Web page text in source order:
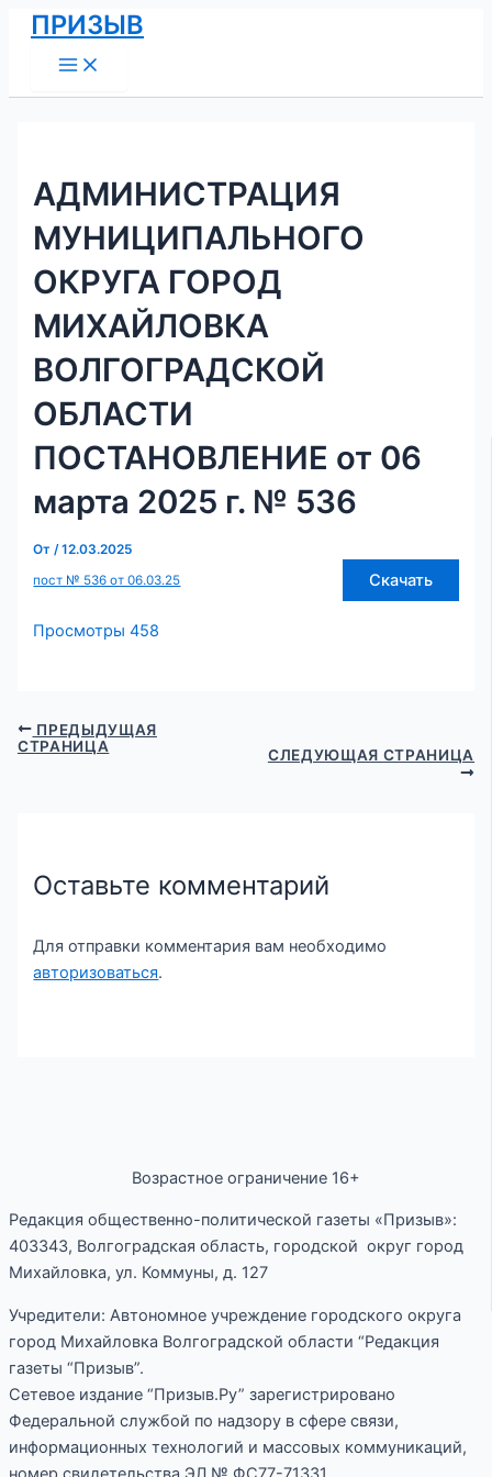
Перейти
содержимому
ПРИЗЫВ
Menu
АДМИНИСТРАЦИЯ
МУНИЦИПАЛЬНОГО
ОКРУГА ГОРОД
МИХАЙЛОВКА
ВОЛГОГРАДСКОЙ
ОБЛАСТИ
ПОСТАНОВЛЕНИЕ от 06
марта 2025 г. № 536
От/12.03.2025
пост № 536 от 06.03.25
Скачать
Просмотры 458
Навигация
по
записям
ПРЕДЫДУЩАЯ
СТРАНИЦА
СЛЕДУЮЩАЯ СТРАНИЦА
Оставьте комментарий
Для отправки комментария вам необходимо
авторизоваться.
Возрастное ограничение 16+
Редакция общественно-политической газеты «Призыв»:
403343, Волгоградская область, городской округ город
Михайловка, ул. Коммуны, д. 127
Учредители: Автономное учреждение городского округа
город Михайловка Волгоградской области “Редакция
газеты “Призыв”.
Сетевое издание “Призыв.Ру” зарегистрировано
Федеральной службой по надзору в сфере связи,
информационных технологий и массовых коммуникаций,